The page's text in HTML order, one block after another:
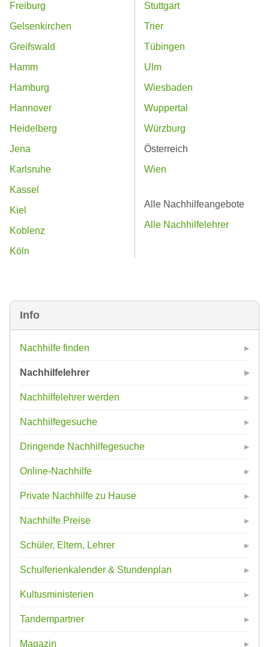
Info
Nachhilfe finden
Nachhilfelehrer
Nachhilfelehrer werden
Nachhilfegesuche
Dringende Nachhilfegesuche
Online-Nachhilfe
Private Nachhilfe zu Hause
Nachhilfe Preise
Schüler, Eltern, Lehrer
Schulferienkalender & Stundenplan
Kultusministerien
Tandempartner
Magazin
Freiburg
Gelsenkirchen
Greifswald
Hamm
Hamburg
Hannover
Heidelberg
Jena
Karlsruhe
Kassel
Kiel
Koblenz
Köln
Stuttgart
Trier
Tübingen
Ulm
Wiesbaden
Wuppertal
Würzburg
Österreich
Wien
Alle Nachhilfeangebote
Alle Nachhilfelehrer